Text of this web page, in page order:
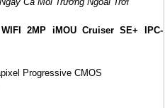
2MP iMOU Cruiser SE+ IPC-
Progressive CMOS